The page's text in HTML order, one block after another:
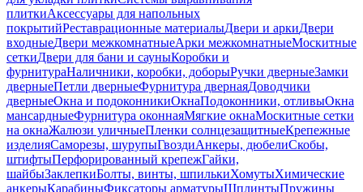
плиткиАксессуары для напольных
покрытийРеставрационные материалыДвери и аркиДвери
входныеДвери межкомнатныеАрки межкомнатныеМоскитные
сеткиДвери для бани и сауныКоробки и
фурнитураНаличники, коробки, доборыРучки дверныеЗамки
дверныеПетли дверныеФурнитура двернаяДоводчики
дверныеОкна и подоконникиОкнаПодоконники, отливыОкна
мансардныеФурнитура оконнаяМягкие окнаМоскитные сетки
на окнаЖалюзи уличныеПленки солнцезащитныеКрепежные
изделияСаморезы, шурупыГвоздиАнкеры, дюбелиСкобы,
штифтыПерфорированный крепежГайки,
шайбыЗаклепкиБолты, винты, шпилькиХомутыХимические
анкерыКарабиныФиксаторы арматурыШплинтыПружины